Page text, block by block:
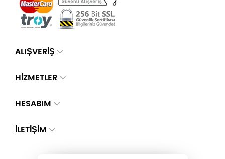
ALIŞVERİŞ
HİZMETLER
HESABIM
İLETIŞIM